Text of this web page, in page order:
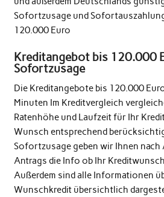
Sofortzusage und
120.000 Euro
Kreditangebot bis 120.000
Sofortzusage
Die Kreditangebote bis 120.000
Minuten Im Kreditvergleich
Ratenhöhe und Laufzeit für Ihr
Wunsch entsprechend
Sofortzusage geben wir Ihnen nach
Antrags die Info ob Ihr
Außerdem sind alle Informationen
Wunschkredit übersichtlich